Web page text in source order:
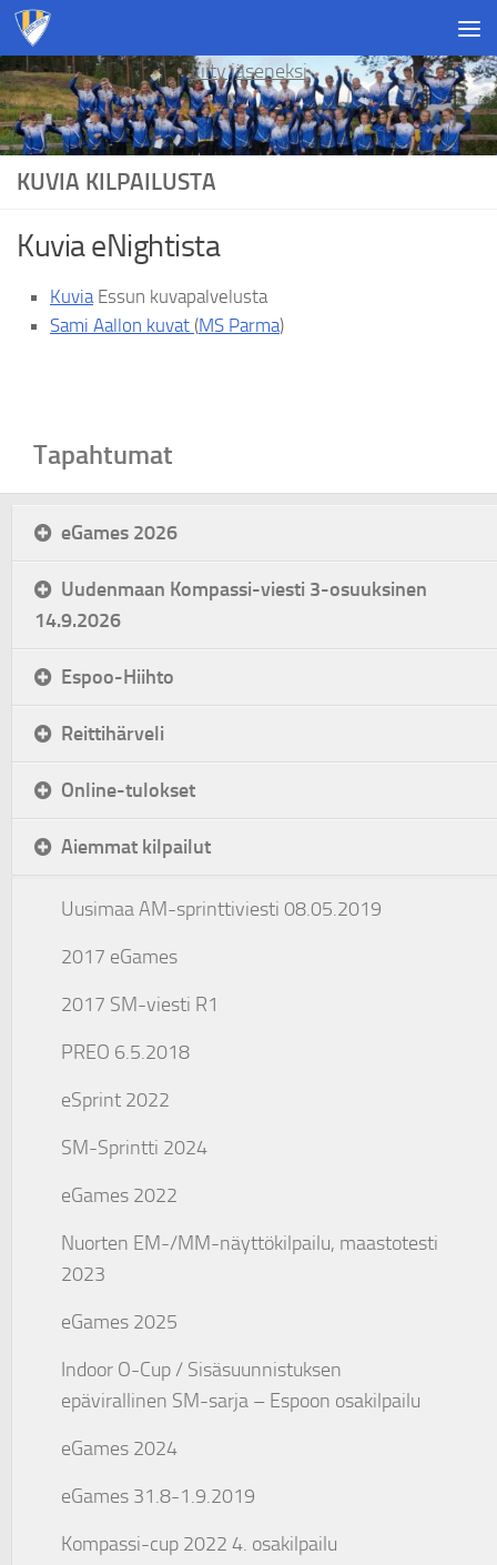
Skip to content
Liity jäseneksi
KUVIA KILPAILUSTA
Kuvia eNightista
KuviaEssun kuvapalvelusta
Sami Aallon kuvat (MS Parma)
Tapahtumat
eGames 2026
Uudenmaan Kompassi-viesti 3-osuuksinen
14.9.2026
Espoo-Hiihto
Reittihärveli
Online-tulokset
Aiemmat kilpailut
Uusimaa AM-sprinttiviesti 08.05.2019
2017 eGames
2017 SM-viesti R1
PREO 6.5.2018
eSprint 2022
SM-Sprintti 2024
eGames 2022
Nuorten EM-/MM-näyttökilpailu, maastotesti
2023
eGames 2025
Indoor O-Cup / Sisäsuunnistuksen
epävirallinen SM-sarja – Espoon osakilpailu
eGames 2024
eGames 31.8-1.9.2019
Kompassi-cup 2022 4. osakilpailu